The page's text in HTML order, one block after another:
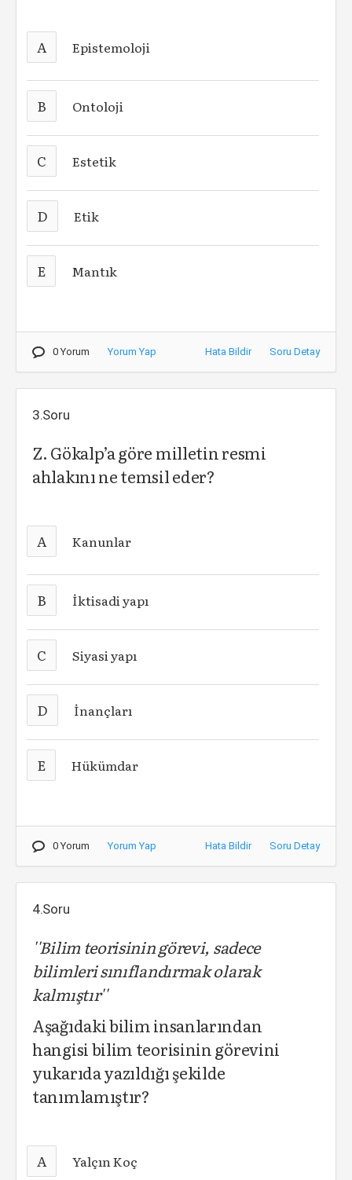
A Epistemoloji
B Ontoloji
C Estetik
D Etik
E Mantık
0 Yorum Yorum Yap Hata Bildir Soru Detay
3.Soru
Z. Gökalp’a göre milletin resmi
ahlakını ne temsil eder?
A Kanunlar
B İktisadi yapı
C Siyasi yapı
D İnançları
E Hükümdar
0 Yorum Yorum Yap Hata Bildir Soru Detay
4.Soru
''Bilim teorisinin görevi, sadece
bilimleri sınıflandırmak olarak
kalmıştır''
Aşağıdaki bilim insanlarından
hangisi bilim teorisinin görevini
yukarıda yazıldığı şekilde
tanımlamıştır?
A Yalçın Koç